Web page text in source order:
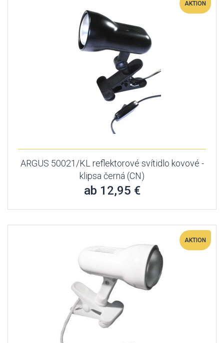
AKTION
ARGUS 50021/KL reflektorové svítidlo kovové -
klipsa černá (CN)
ab 12,95 €
AKTION